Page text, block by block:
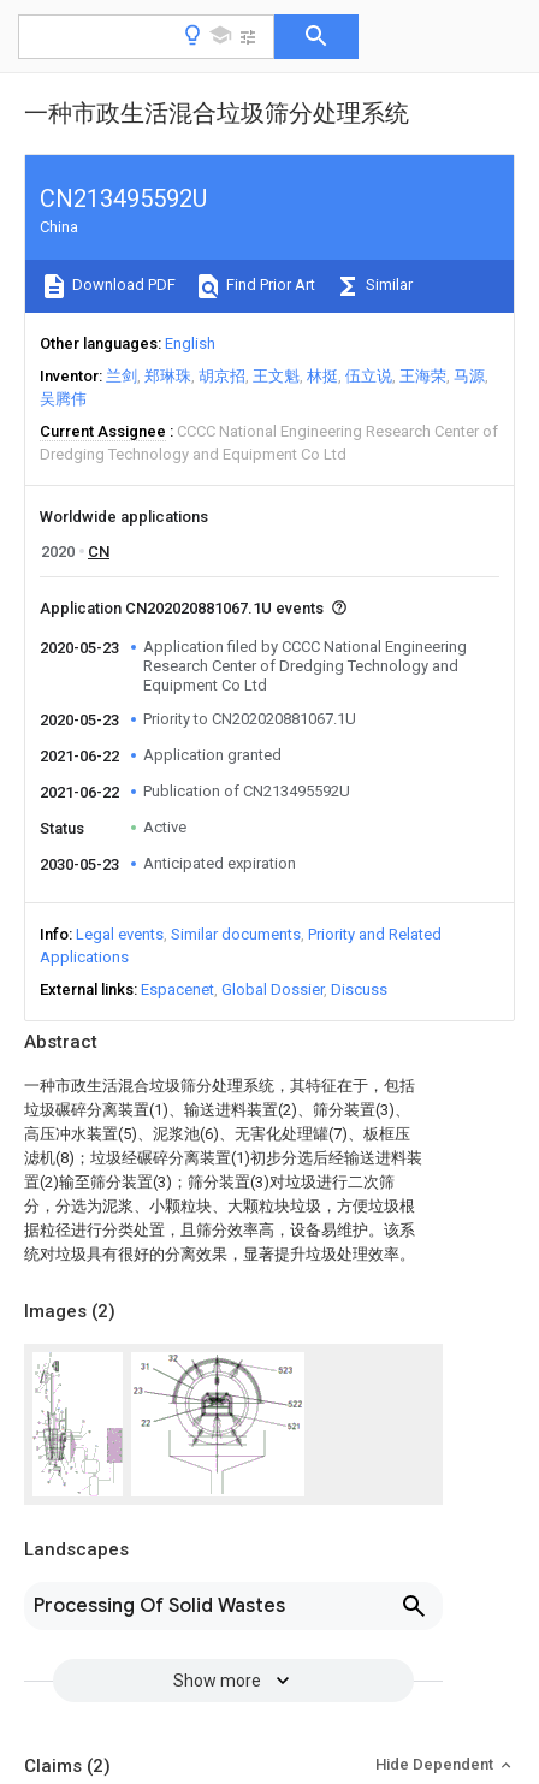
一种市政生活混合垃圾筛分处理系统
Abstract
一种市政生活混合垃圾筛分处理系统，其特征在于，包括
垃圾碾碎分离装置(1)、输送进料装置(2)、筛分装置(3)、
高压冲水装置(5)、泥浆池(6)、无害化处理罐(7)、板框压
滤机(8)；垃圾经碾碎分离装置(1)初步分选后经输送进料装
置(2)输至筛分装置(3)；筛分装置(3)对垃圾进行二次筛
分，分选为泥浆、小颗粒块、大颗粒块垃圾，方便垃圾根
据粒径进行分类处置，且筛分效率高，设备易维护。该系
统对垃圾具有很好的分离效果，显著提升垃圾处理效率。
Images (2)
Landscapes
Processing Of Solid Wastes
Show more
CN213495592U
China
Download PDF Find Prior Art Similar
Other languages English
Inventor 兰剑 郑琳珠 胡京招 王文魁 林挺 伍立说 王海荣 马源
吴腾伟
Current Assignee
CCCC National Engineering Research Center of
Dredging Technology and Equipment Co Ltd
Worldwide applications
2020
CN
Application CN202020881067.1U events
2020-05-23
Application filed by CCCC National Engineering
Research Center of Dredging Technology and
Equipment Co Ltd
2020-05-23
Priority to CN202020881067.1U
2021-06-22 Application granted
2021-06-22 Publication of CN213495592U
Status Active
2030-05-23 Anticipated expiration
Info Legal events Similar documents Priority and Related
Applications
External links Espacenet Global Dossier Discuss
Claims (2) Hide Dependent